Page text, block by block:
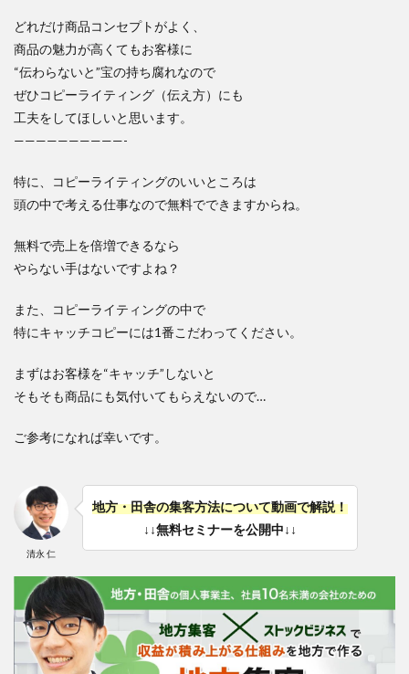
どれだけ商品コンセプトがよく、
商品の魅力が高くてもお客様に
“伝わらないと”宝の持ち腐れなので
ぜひコピーライティング（伝え方）にも
工夫をしてほしいと思います。
——————————-
特に、コピーライティングのいいところは
頭の中で考える仕事なので無料でできますからね。
無料で売上を倍増できるなら
やらない手はないですよね？
また、コピーライティングの中で
特にキャッチコピーには1番こだわってください。
まずはお客様を“キャッチ”しないと
そもそも商品にも気付いてもらえないので…
ご参考になれば幸いです。
清永 仁
地方・田舎の集客方法について動画で解説！
↓↓無料セミナーを公開中↓↓